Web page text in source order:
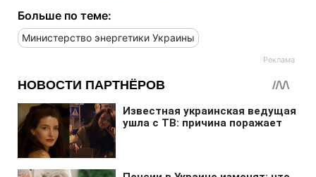
Больше по теме:
Министерство энергетики Украины